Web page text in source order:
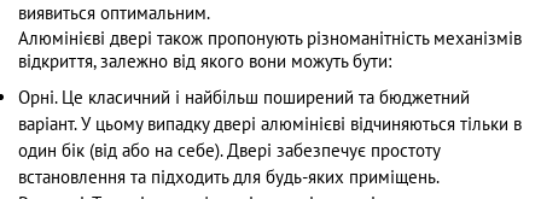
виявиться оптимальним.
Алюмінієві двері також пропонують різноманітність механізмів
відкриття, залежно від якого вони можуть бути:
Орні. Це класичний і найбільш поширений та бюджетний
варіант. У цьому випадку двері алюмінієві відчиняються тільки в
один бік (від або на себе). Двері забезпечує простоту
встановлення та підходить для будь-яких приміщень.